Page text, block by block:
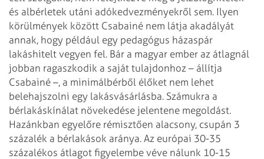
és albérletek utáni adókedvezményekről sem. Ilyen
körülmények között Csabainé nem látja akadályát
annak, hogy például egy pedagógus házaspár
lakáshitelt vegyen fel. Bár a magyar ember az átlagnál
jobban ragaszkodik a saját tulajdonhoz – állítja
Csabainé –, a minimálbérből élőket nem lehet
belehajszolni egy lakásvásárlásba. Számukra a
bérlakáskínálat növekedése jelentene megoldást.
Hazánkban egyelőre rémisztően alacsony, csupán 3
százalék a bérlakások aránya. Az európai 30-35
százalékos átlagot figyelembe véve nálunk 10-15